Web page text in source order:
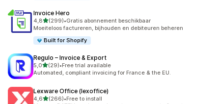
Invoice Hero
4,8van 5 sterren
(299)
299 recensies in totaal
•Gratis abonnement beschikbaar
Moeiteloos factureren, bijhouden en debiteuren beheren
Built for Shopify
Regulo – Invoice & Export
5,0van 5 sterren
(29)
29 recensies in totaal
•Free trial available
Automated, compliant invoicing for France & the EU.
Lexware Office (lexoffice)
4,6van 5 sterren
(266)
266 recensies in totaal
•Free to install